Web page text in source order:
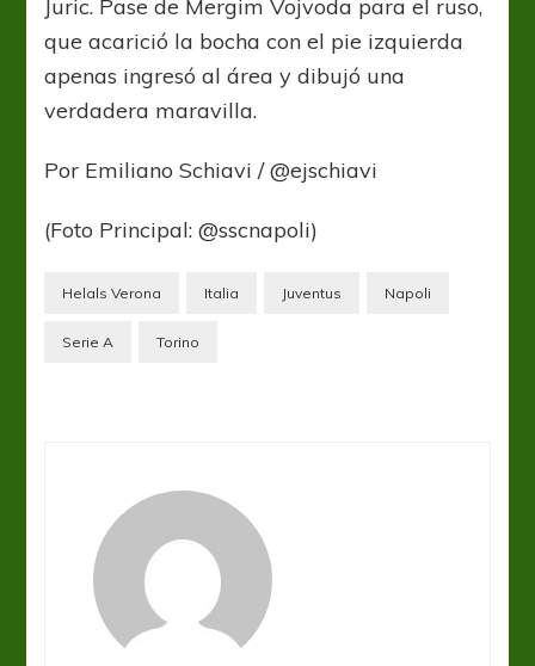
Juric. Pase de Mergim Vojvoda para el ruso,
que acarició la bocha con el pie izquierda
apenas ingresó al área y dibujó una
verdadera maravilla.
Por Emiliano Schiavi / @ejschiavi
(Foto Principal: @sscnapoli)
Helals Verona Italia Juventus Napoli
Serie A Torino